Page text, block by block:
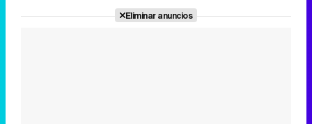
Eliminar anuncios